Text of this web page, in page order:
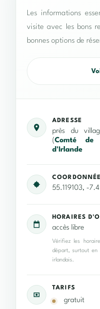
Les informations
visite avec les bons
bonnes options de
ADRESSE
près du
(Comté de
d'Irlande
55.119103, -
HORAIRES
accès libre
Vérifiez les
départ, surtout en
irlandais.
TARIFS
gratuit